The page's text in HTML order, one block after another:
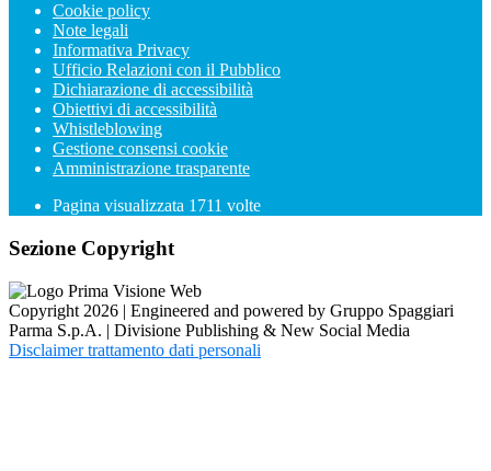
Cookie policy
Note legali
Informativa Privacy
Ufficio Relazioni con il Pubblico
Dichiarazione di accessibilità
Obiettivi di accessibilità
Whistleblowing
Gestione consensi cookie
Amministrazione trasparente
Pagina visualizzata 1711 volte
Sezione Copyright
Copyright 2026 | Engineered and powered by Gruppo Spaggiari
Parma S.p.A. | Divisione Publishing & New Social Media
Disclaimer trattamento dati personali